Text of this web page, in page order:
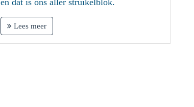
en dat is ons aller struikelblok.
Lees meer